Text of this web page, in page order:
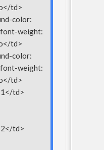
td>
color:
weight:
td>
color:
weight:
td>
td>
td>